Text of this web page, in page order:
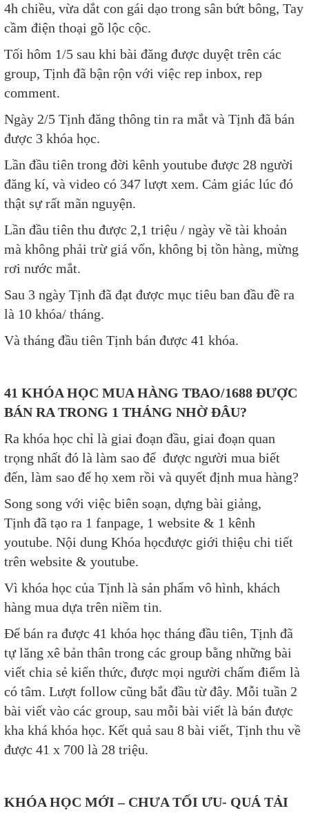
4h chiều, vừa dắt con gái dạo trong sân bứt bông, Tay
cầm điện thoại gõ lộc cộc.
Tối hôm 1/5 sau khi bài đăng được duyệt trên các
group, Tịnh đã bận rộn với việc rep inbox, rep
comment.
Ngày 2/5 Tịnh đăng thông tin ra mắt và Tịnh đã bán
được 3 khóa học.
Lần đầu tiên trong đời kênh youtube được 28 người
đăng kí, và video có 347 lượt xem. Cảm giác lúc đó
thật sự rất mãn nguyện.
Lần đầu tiên thu được 2,1 triệu / ngày về tài khoản
mà không phải trừ giá vốn, không bị tồn hàng, mừng
rơi nước mắt.
Sau 3 ngày Tịnh đã đạt được mục tiêu ban đầu đề ra
là 10 khóa/ tháng.
Và tháng đầu tiên Tịnh bán được 41 khóa.
41 KHÓA HỌC MUA HÀNG TBAO/1688 ĐƯỢC
BÁN RA TRONG 1 THÁNG NHỜ ĐÂU?
Ra khóa học chỉ là giai đoạn đầu, giai đoạn quan
trọng nhất đó là làm sao để được người mua biết
đến, làm sao để họ xem rồi và quyết định mua hàng?
Song song với việc biên soạn, dựng bài giảng,
Tịnh đã tạo ra 1 fanpage, 1 website & 1 kênh
youtube. Nội dung Khóa họcđược giới thiệu chi tiết
trên website & youtube.
Vì khóa học của Tịnh là sản phẩm vô hình, khách
hàng mua dựa trên niềm tin.
Để bán ra được 41 khóa học tháng đầu tiên, Tịnh đã
tự lăng xê bản thân trong các group bằng những bài
viết chia sẻ kiến thức, được mọi người chấm điểm là
có tâm. Lượt follow cũng bắt đầu từ đây. Mỗi tuần 2
bài viết vào các group, sau mỗi bài viết là bán được
kha khá khóa học. Kết quả sau 8 bài viết, Tịnh thu về
được 41 x 700 là 28 triệu.
KHÓA HỌC MỚI – CHƯA TỐI ƯU- QUÁ TẢI